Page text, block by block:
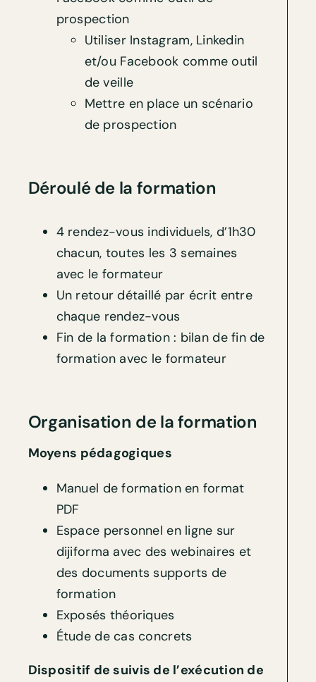
prospection
Utiliser Instagram, Linkedin
et/ou Facebook comme outil
de veille
Mettre en place un scénario
de prospection
Déroulé de la formation
4 rendez-vous individuels, d’1h30
chacun, toutes les 3 semaines
avec le formateur
Un retour détaillé par écrit entre
chaque rendez-vous
Fin de la formation : bilan de fin de
formation avec le formateur
Organisation de la formation
Moyens pédagogiques
Manuel de formation en format
PDF
Espace personnel en ligne sur
dijiforma avec des webinaires et
des documents supports de
formation
Exposés théoriques
Étude de cas concrets
Dispositif de suivis de l’exécution de